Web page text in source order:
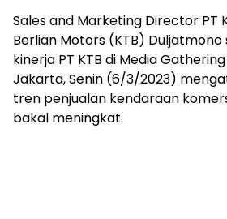
Sales and Marketing Director PT
Berlian Motors (KTB)
kinerja PT KTB di Media
Jakarta, Senin (6/3/2023)
tren penjualan kendaraan
bakal meningkat.